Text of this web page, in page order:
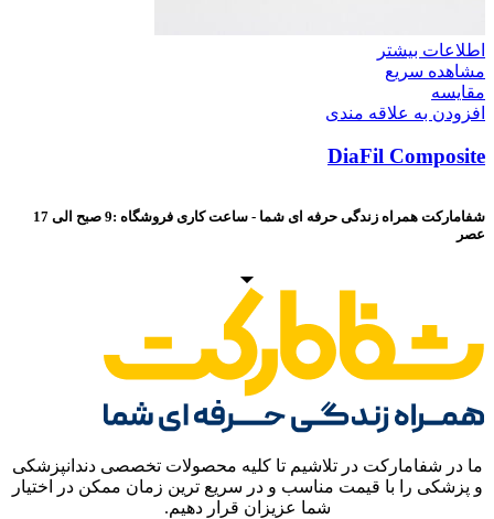
اطلاعات بیشتر
مشاهده سریع
مقایسه
افزودن به علاقه مندی
DiaFil Composite
شفامارکت همراه زندگی حرفه ای شما - ساعت کاری فروشگاه :9 صبح الی 17
عصر
ما در شفامارکت در تلاشیم تا کلیه محصولات تخصصی دندانپزشکی
و پزشکی را با قیمت مناسب و در سریع ترین زمان ممکن در اختیار
شما عزیزان قرار دهیم.